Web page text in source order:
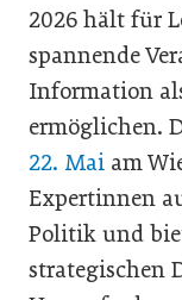
2026 hält für
spannende
Information
ermöglichen.
22. Mai am
Expertinnen
Politik und
strategischen